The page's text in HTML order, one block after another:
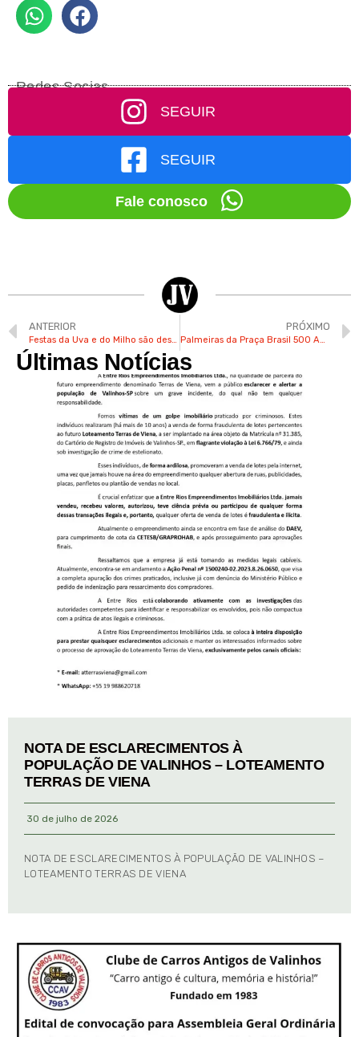
Redes Socias
SEGUIR
SEGUIR
Fale conosco
ANTERIOR
Festas da Uva e do Milho são destaques na região neste final de semana
PRÓXIMO
Palmeiras da Praça Brasil 500 Anos em Valinhos estão morrendo
Últimas Notícias
NOTA DE ESCLARECIMENTOS À
POPULAÇÃO DE VALINHOS – LOTEAMENTO
TERRAS DE VIENA
30 de julho de 2026
NOTA DE ESCLARECIMENTOS À POPULAÇÃO DE VALINHOS –
LOTEAMENTO TERRAS DE VIENA